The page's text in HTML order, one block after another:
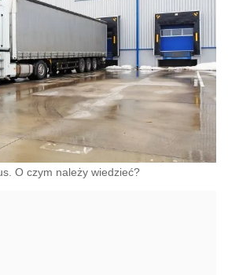
O czym należy wiedzieć?